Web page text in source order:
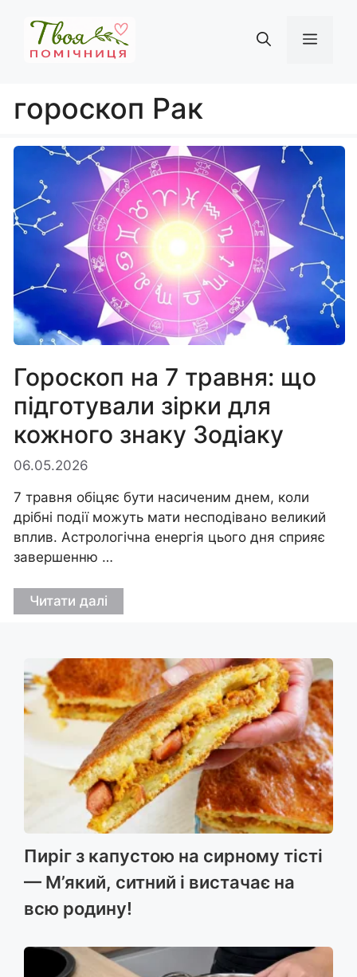
вмісту
гороскоп Рак
Гороскоп на 7 травня: що
підготували зірки для
кожного знаку Зодіаку
06.05.2026
7 травня обіцяє бути насиченим днем, коли
дрібні події можуть мати несподівано великий
вплив. Астрологічна енергія цього дня сприяє
завершенню …
Читати далі
Пиріг з капустою на сирному тісті
— М’який, ситний і вистачає на
всю родину!